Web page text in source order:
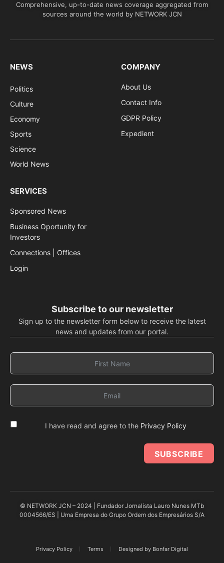
Comprehensive, up-to-date news coverage aggregated from
sources around the world by NETWORK JCN
NEWS
Politics
Culture
Economy
Sports
Science
World News
COMPANY
About Us
Contact Info
GDPR Policy
Expedient
SERVICES
Sponsored News
Business Oportunity for
Investors
Connections | Offices
Login
Subscribe to our newsletter
Sign up to the newsletter form below to receive the latest
news and updates from our portal.
I have read and agree to the Privacy Policy
SUBSCRIBE
© NETWORK JCN – 2024 | Fundador Jornalista Lauro Nunes MTb
0004566/ES | Uma Empresa do Grupo Ordem dos Empresários S/A
Privacy Policy Terms Designed by Bonfar Digital